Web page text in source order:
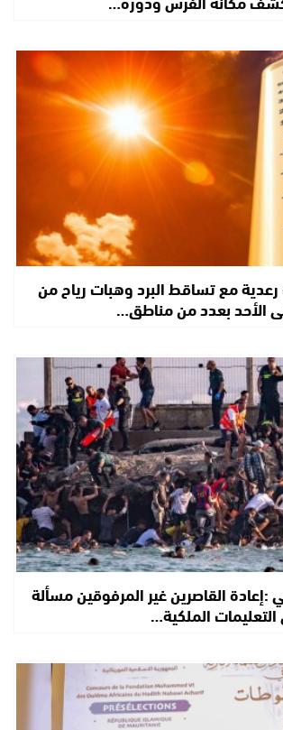
مع تساقط البرد وهبات رياح من
الأحد بعدد من مناطق…
القاصرين غير المرفوقين مسألة
الملكية…